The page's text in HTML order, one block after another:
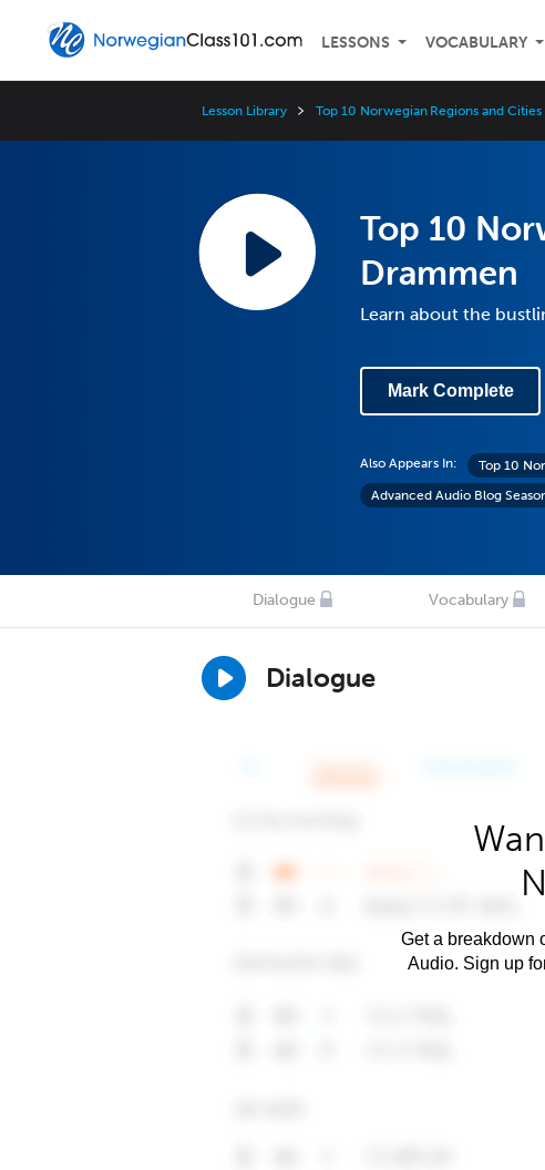
LESSONS VOCABULARY
Lesson Library Top 10 Norwegian Regions and Cities
Top 10
Drammen
Learn about the
Mark Complete
Also Appears In: Top 10
Advanced Audio Blog
Dialogue Vocabulary
Dialogue
Get a breakdown
Audio. Sign up